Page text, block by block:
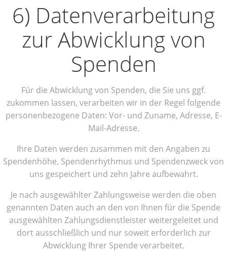
6) Datenverarbeitung
zur Abwicklung von
Spenden
Für die Abwicklung von Spenden, die Sie uns ggf.
zukommen lassen, verarbeiten wir in der Regel folgende
personenbezogene Daten: Vor- und Zuname, Adresse, E-
Mail-Adresse.
Ihre Daten werden zusammen mit den Angaben zu
Spendenhöhe, Spendenrhythmus und Spendenzweck von
uns gespeichert und zehn Jahre aufbewahrt.
Je nach ausgewählter Zahlungsweise werden die oben
genannten Daten auch an den von Ihnen für die Spende
ausgewählten Zahlungsdienstleister weitergeleitet und
dort ausschließlich und nur soweit erforderlich zur
Abwicklung Ihrer Spende verarbeitet.